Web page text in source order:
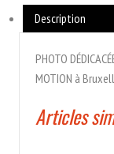
par
Maryam
(allongés)
Description
PHOTO
MOTION à
Articles